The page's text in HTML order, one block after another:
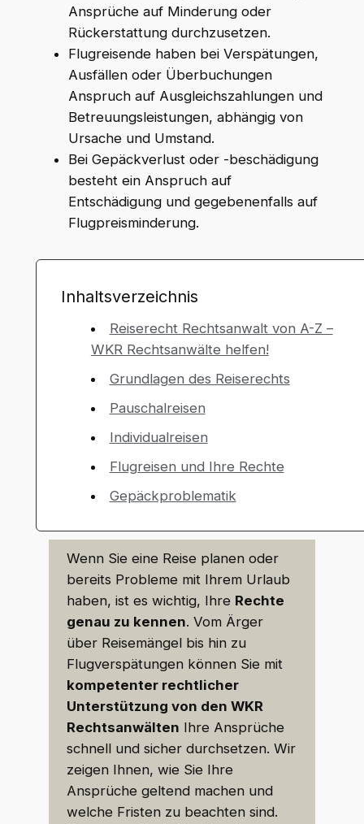
Ansprüche auf Minderung oder
Rückerstattung durchzusetzen.
Flugreisende haben bei Verspätungen,
Ausfällen oder Überbuchungen
Anspruch auf Ausgleichszahlungen und
Betreuungsleistungen, abhängig von
Ursache und Umstand.
Bei Gepäckverlust oder -beschädigung
besteht ein Anspruch auf
Entschädigung und gegebenenfalls auf
Flugpreisminderung.
Inhaltsverzeichnis
Reiserecht Rechtsanwalt von A-Z –
WKR Rechtsanwälte helfen!
Grundlagen des Reiserechts
Pauschalreisen
Individualreisen
Flugreisen und Ihre Rechte
Gepäckproblematik
Wenn Sie eine Reise planen oder
bereits Probleme mit Ihrem Urlaub
haben, ist es wichtig, Ihre Rechte
genau zu kennen. Vom Ärger
über Reisemängel bis hin zu
Flugverspätungen können Sie mit
kompetenter rechtlicher
Unterstützung von den WKR
Rechtsanwälten Ihre Ansprüche
schnell und sicher durchsetzen. Wir
zeigen Ihnen, wie Sie Ihre
Ansprüche geltend machen und
welche Fristen zu beachten sind.